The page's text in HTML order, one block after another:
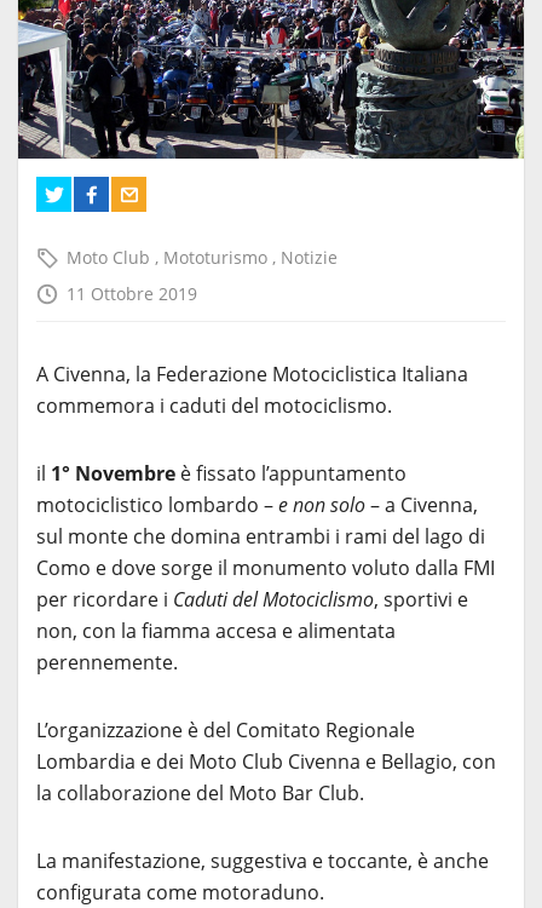
Moto Club , Mototurismo , Notizie
11 Ottobre 2019
A Civenna, la Federazione Motociclistica Italiana
commemora i caduti del motociclismo.
il 1° Novembre è fissato l’appuntamento
motociclistico lombardo –e non solo– a Civenna,
sul monte che domina entrambi i rami del lago di
Como e dove sorge il monumento voluto dalla FMI
per ricordare i Caduti del Motociclismo, sportivi e
non, con la fiamma accesa e alimentata
perennemente.
L’organizzazione è del Comitato Regionale
Lombardia e dei Moto Club Civenna e Bellagio, con
la collaborazione del Moto Bar Club.
La manifestazione, suggestiva e toccante, è anche
configurata come motoraduno.